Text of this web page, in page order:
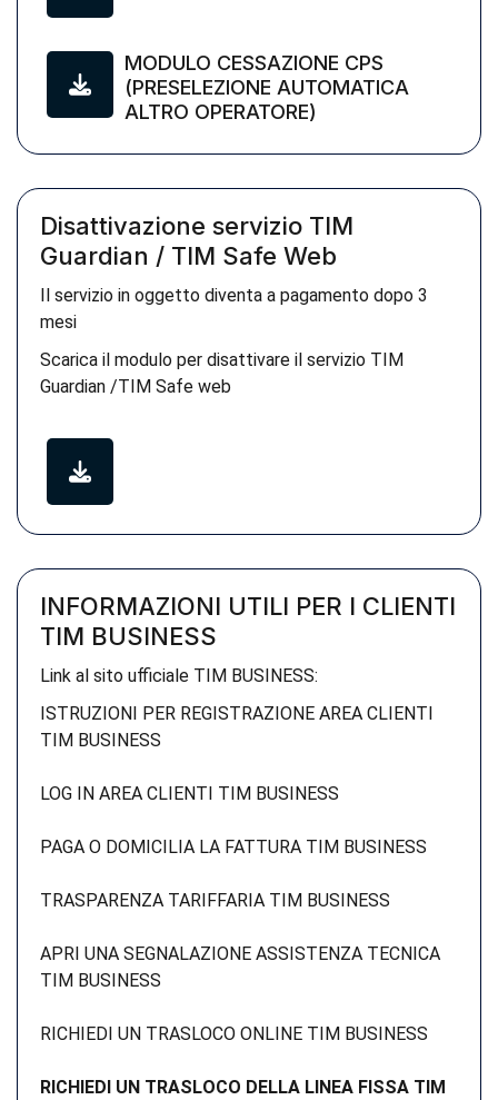
MODULO CESSAZIONE CPS
(PRESELEZIONE AUTOMATICA
ALTRO OPERATORE)
Disattivazione servizio TIM
Guardian / TIM Safe Web
Il servizio in oggetto diventa a pagamento dopo 3
mesi
Scarica il modulo per disattivare il servizio TIM
Guardian /TIM Safe web
INFORMAZIONI UTILI PER I CLIENTI
TIM BUSINESS
Link al sito ufficiale TIM BUSINESS:
ISTRUZIONI PER REGISTRAZIONE AREA CLIENTI
TIM BUSINESS
LOG IN AREA CLIENTI TIM BUSINESS
PAGA O DOMICILIA LA FATTURA TIM BUSINESS
TRASPARENZA TARIFFARIA TIM BUSINESS
APRI UNA SEGNALAZIONE ASSISTENZA TECNICA
TIM BUSINESS
RICHIEDI UN TRASLOCO ONLINE TIM BUSINESS
RICHIEDI UN TRASLOCO DELLA LINEA FISSA TIM